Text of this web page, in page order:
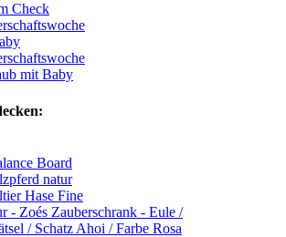
Check
mit Baby
Board
natur
Hase Fine
- Zoés Zauberschrank - Eule /
/ Schatz Ahoi / Farbe Rosa